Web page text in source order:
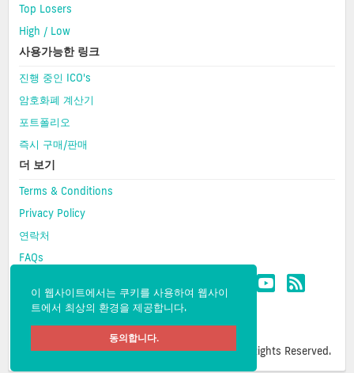
이 웹사이트에서는 쿠키를 사용하여 웹사이
트에서 최상의 환경을 제공합니다.
동의합니다.
Top Losers
High / Low
사용가능한 링크
진행 중인 ICO's
암호화폐 계산기
포트폴리오
즉시 구매/판매
더 보기
Terms & Conditions
Privacy Policy
연락처
FAQs
Copyright © 2026 CMC- Cipher Market Cap. All Rights Reserved.